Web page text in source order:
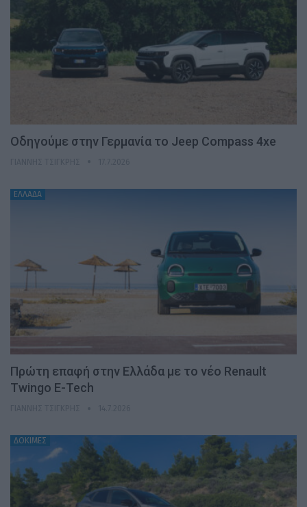
Οδηγούμε στην Γερμανία το Jeep Compass 4xe
ΕΛΛΑΔΑ
Πρώτη επαφή στην Ελλάδα με το νέο Renault
Twingo E-Tech
ΔΟΚΙΜΕΣ